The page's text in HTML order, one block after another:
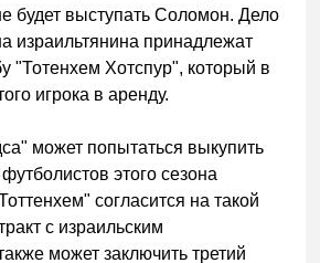
будет выступать Соломон. Дело
израильтянина принадлежат
"Тотенхем Хотспур", который в
игрока в аренду.
может попытаться выкупить
этого сезона
согласится на такой
с израильским
может заключить третий